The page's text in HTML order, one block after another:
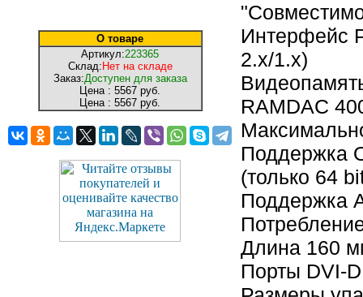
О товаре
Артикул:223365
Склад: Нет на складе
Заказ:Доступен для заказа
Цена : 5567 руб.
Цена : 5567 руб.
Интерфейс
2.x/1.х)
RAMDAC
Поддержка
(только 64
Поддержка
Длина 160
Порты DVI-